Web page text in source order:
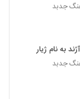
کیا(پاپ)
جدبد
به نام ژیار
جدبد